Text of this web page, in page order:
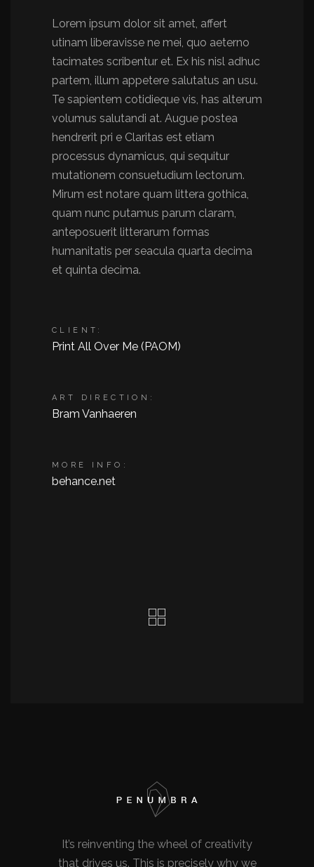
Lorem ipsum dolor sit amet, affert
utinam liberavisse ne mei, quo aeterno
tacimates scribentur et. Ex his nisl adhuc
partem, illum appetere salutatus an usu.
Te sapientem cotidieque vis, has alterum
volumus salutandi at. Augue postea
hendrerit pri e Claritas est etiam
processus dynamicus, qui sequitur
mutationem consuetudium lectorum.
Mirum est notare quam littera gothica,
quam nunc putamus parum claram,
anteposuerit litterarum formas
humanitatis per seacula quarta decima
et quinta decima.
CLIENT:
Print All Over Me (PAOM)
ART DIRECTION:
Bram Vanhaeren
MORE INFO:
behance.net
It’s reinventing the wheel of creativity
that drives us. This is precisely why we